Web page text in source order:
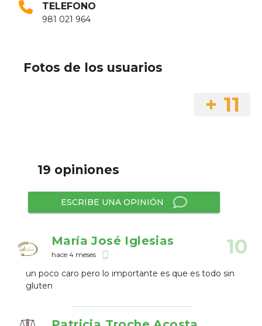
TELEFONO
981 021 964
Fotos de los usuarios
+ 11
19 opiniones
ESCRIBE UNA OPINIÓN
María José Iglesias
hace 4 meses phone_android 10
un poco caro pero lo importante es que es todo sin
gluten